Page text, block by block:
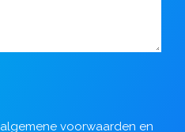
algemene voorwaarden en